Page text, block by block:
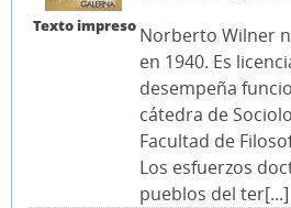
Texto impreso Norberto Wilner
en 1940. Es
desempeña
cátedra de
Facultad de
Los esfuerzos
pueblos del ter[...]